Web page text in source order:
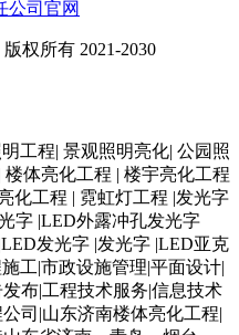
公司官网
权所有 2021-2030
工程| 景观照明亮化| 公园照
体亮化工程 | 楼宇亮化工程
化工程 | 霓虹灯工程 |发光字
字 |LED外露冲孔发光字
发光字 |发光字 |LED亚克
工|市政设施管理|平面设计|
布|工程技术服务|信息技术
司|山东济南楼体亮化工程|